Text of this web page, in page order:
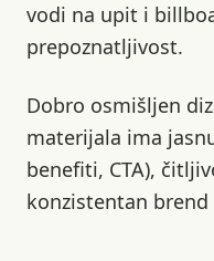
vodi na upit i
prepoznatljivost.
Dobro osmišljen
materijala ima
benefiti, CTA),
konzistentan